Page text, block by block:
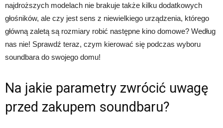
najdroższych modelach nie brakuje także kilku dodatkowych
głośników, ale czy jest sens z niewielkiego urządzenia, którego
główną zaletą są rozmiary robić następne kino domowe? Według
nas nie! Sprawdź teraz, czym kierować się podczas wyboru
soundbara do swojego domu!
Na jakie parametry zwrócić uwagę
przed zakupem soundbaru?